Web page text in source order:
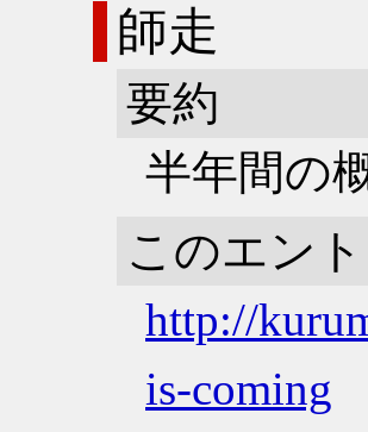
師走
要約
半年間の
このエン
http://
is-coming